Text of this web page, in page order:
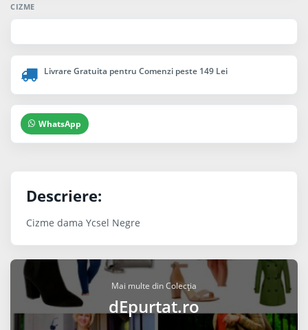
CIZME
Livrare Gratuita pentru Comenzi peste 149 Lei
WhatsApp
Descriere:
Cizme dama Ycsel Negre
Mai multe din Colecția
dEpurtat.ro